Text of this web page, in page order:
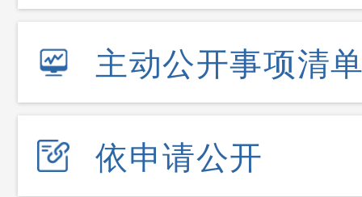
主动公开事项清
依申请公开